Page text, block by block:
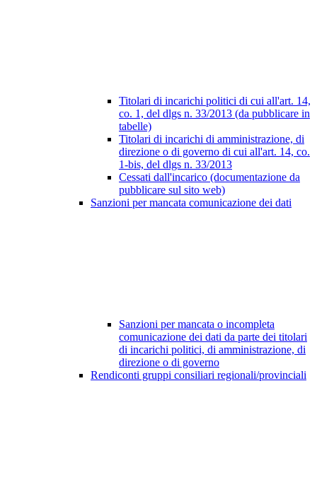
Titolari di incarichi politici di cui all'art. 14,
co. 1, del dlgs n. 33/2013 (da pubblicare in
tabelle)
Titolari di incarichi di amministrazione, di
direzione o di governo di cui all'art. 14, co.
1-bis, del dlgs n. 33/2013
Cessati dall'incarico (documentazione da
pubblicare sul sito web)
Sanzioni per mancata comunicazione dei dati
Sanzioni per mancata o incompleta
comunicazione dei dati da parte dei titolari
di incarichi politici, di amministrazione, di
direzione o di governo
Rendiconti gruppi consiliari regionali/provinciali